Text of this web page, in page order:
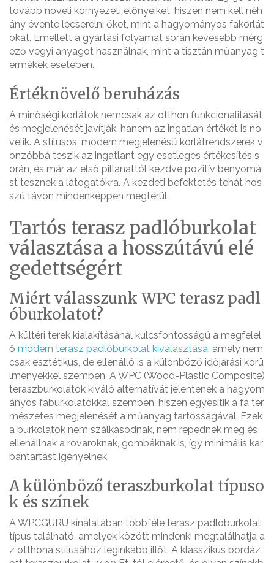
tovább növeli környezeti előnyeiket, hiszen nem kell néh
ány évente lecserélni őket, mint a hagyományos fakorlát
okat. Emellett a gyártási folyamat során kevesebb mérg
ező vegyi anyagot használnak, mint a tisztán műanyag t
ermékek esetében.
Értéknövelő beruházás
A minőségi korlátok nemcsak az otthon funkcionalitását
és megjelenését javítják, hanem az ingatlan értékét is nö
velik. A stílusos, modern megjelenésű korlátrendszerek v
onzóbbá teszik az ingatlant egy esetleges értékesítés s
orán, és már az első pillanattól kezdve pozitív benyomá
st tesznek a látogatókra. A kezdeti befektetés tehát hos
szú távon mindenképpen megtérül.
Tartós terasz padlóburkolat
választása a hosszútávú elé
gedettségért
Miért válasszunk WPC terasz padl
óburkolatot?
A kültéri terek kialakításánál kulcsfontosságú a megfelel
ő modern terasz padlóburkolat kiválasztása, amely nem
csak esztétikus, de ellenálló is a különböző időjárási körü
lményekkel szemben. A WPC (Wood-Plastic Composite)
teraszburkolatok kiváló alternatívát jelentenek a hagyom
ányos faburkolatokkal szemben, hiszen egyesítik a fa ter
mészetes megjelenését a műanyag tartósságával. Ezek
a burkolatok nem szálkásodnak, nem repednek meg és
ellenállnak a rovaroknak, gombáknak is, így minimális kar
bantartást igényelnek.
A különböző teraszburkolat típuso
k és színek
A WPCGURU kínálatában többféle terasz padlóburkolat
típus található, amelyek között mindenki megtalálhatja a
z otthona stílusához leginkább illőt. A klasszikus bordáz